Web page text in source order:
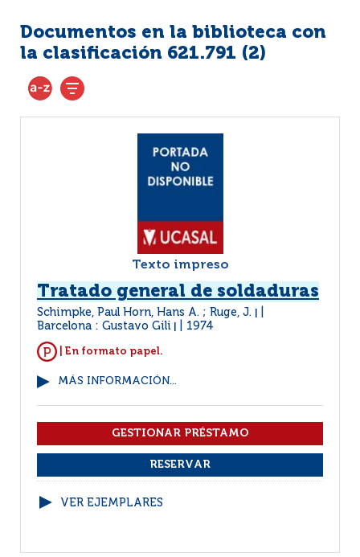
Documentos en la biblioteca con
la clasificación 621.791 (2)
Texto impreso
Tratado general de soldaduras
Schimpke, Paul Horn, Hans A. ; Ruge, J.
Barcelona : Gustavo Gili 1974
| En formato papel.
MÁS INFORMACIÓN...
VER EJEMPLARES